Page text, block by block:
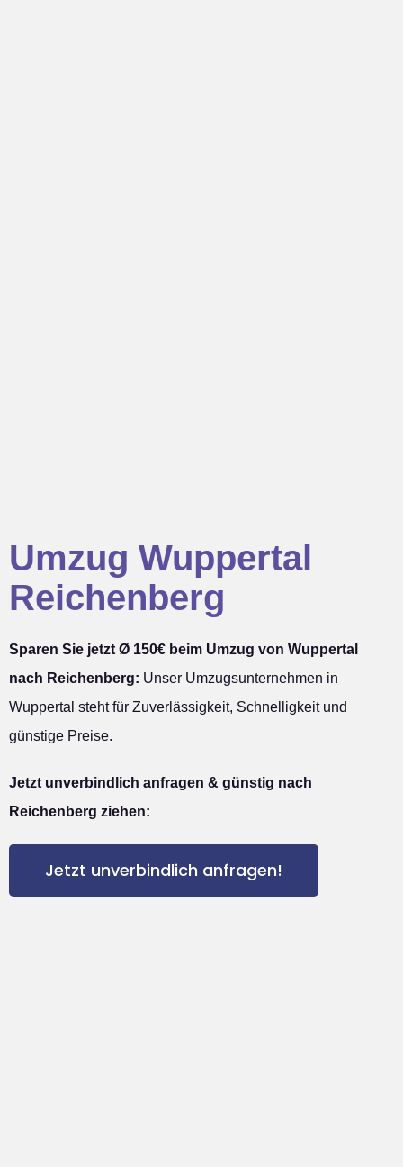
Umzug Wuppertal
Reichenberg
Sparen Sie jetzt Ø 150€ beim Umzug von Wuppertal
nach Reichenberg: Unser Umzugsunternehmen in
Wuppertal steht für Zuverlässigkeit, Schnelligkeit und
günstige Preise.
Jetzt unverbindlich anfragen & günstig nach
Reichenberg ziehen:
Jetzt unverbindlich anfragen!